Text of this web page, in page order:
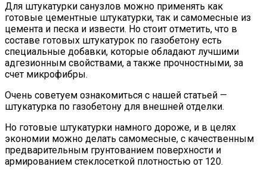
Для штукатурки санузлов можно применять как
готовые цементные штукатурки, так и самомесные из
цемента и песка и извести. Но стоит отметить, что в
составе готовых штукатурок по газобетону есть
специальные добавки, которые обладают лучшими
адгезионным свойствами, а также прочностными, за
счет микрофибры.
Очень советуем ознакомиться с нашей статьей —
штукатурка по газобетону для внешней отделки.
Но готовые штукатурки намного дороже, и в целях
экономии можно делать самомесные, с качественным
предварительным грунтованием поверхности и
армированием стеклосеткой плотностью от 120.